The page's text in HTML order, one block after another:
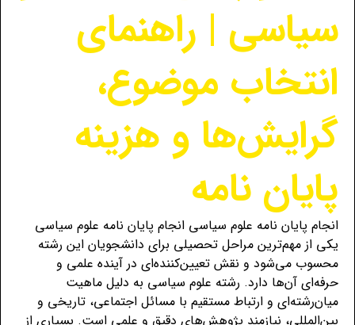
سیاسی | راهنمای
انتخاب موضوع،
گرایش‌ها و هزینه
پایان نامه
انجام پایان نامه علوم سیاسی انجام پایان نامه علوم سیاسی
یکی از مهم‌ترین مراحل تحصیلی برای دانشجویان این رشته
محسوب می‌شود و نقش تعیین‌کننده‌ای در آینده علمی و
حرفه‌ای آن‌ها دارد. رشته علوم سیاسی به دلیل ماهیت
میان‌رشته‌ای و ارتباط مستقیم با مسائل اجتماعی، تاریخی و
بین‌المللی، نیازمند پژوهش‌های دقیق و علمی است. بسیاری از